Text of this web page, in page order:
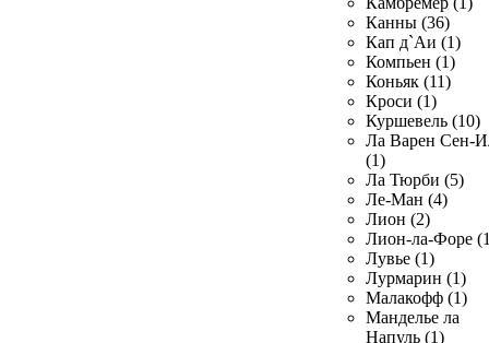
Канны (36)
Кап д`Аи (1)
Компьен (1)
Коньяк (11)
Кроси (1)
Куршевель (10)
Ла Варен Сен-
(1)
Ла Тюрби (5)
Ле-Ман (4)
Лион (2)
Лион-ла-Форе
Лувье (1)
Лурмарин (1)
Малакофф (1)
Манделье ла
Напуль (1)